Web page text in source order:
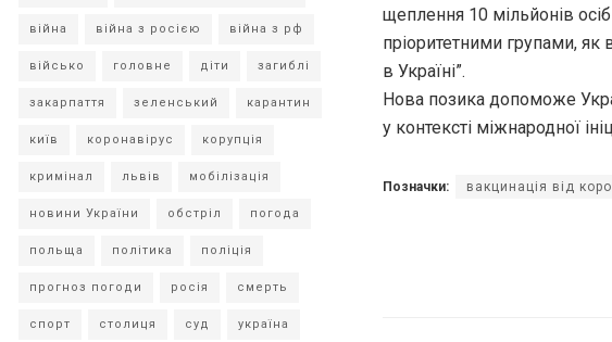
щеплення 10 мільйонів
пріоритетними групами,
в Україні”.
Нова позика допоможе
у контексті міжнародної
Позначки: вакцинація від
війна війна з росією війна з рф
військо головне діти загиблі
закарпаття зеленський карантин
київ коронавірус корупція
кримінал львів мобілізація
новини України обстріл погода
польща політика поліція
прогноз погоди росія смерть
спорт столиця суд україна